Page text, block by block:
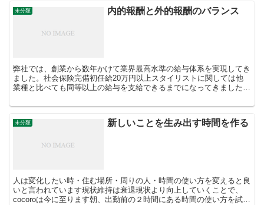
未分類 内的報酬と外的報酬のバランス
弊社では、創業から数年かけて業界最高水準の給与体系を実現してき
ました。社会保険完備初任給20万円以上スタイリストに関しては他
業種と比べても同等以上の給与を支給できるまでになってきました。
未分類 新しいことを生み出す時間を作る
人は変化したい時・住む場所・周りの人・時間の使い方を変えると良
いと言われています現状維持は衰退現状より向上していくことで、
cocoroは今に至ります朝、出勤前の２時間にある時間の使い方を試し